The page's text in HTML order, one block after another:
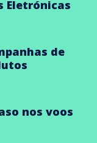
Eletrónicas
de
nos voos